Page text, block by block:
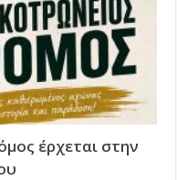
έρχεται στην